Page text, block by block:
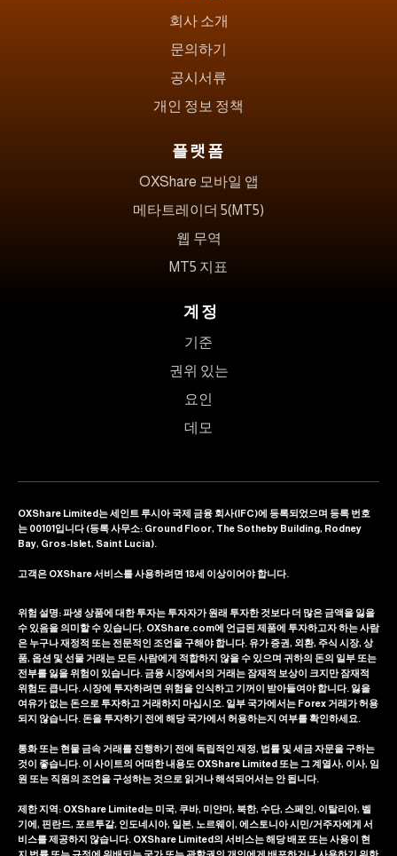
회사 소개
문의하기
공시서류
개인 정보 정책
플랫폼
OXShare 모바일 앱
메타트레이더 5(MT5)
웹 무역
MT5 지표
계정
기준
권위 있는
요인
데모
OXShare Limited는 세인트 루시아 국제 금융 회사(IFC)에 등록되었으며 등록 번호
는 00101입니다 (등록 사무소: Ground Floor, The Sotheby Building, Rodney
Bay, Gros-Islet, Saint Lucia).
고객은 OXShare 서비스를 사용하려면 18세 이상이어야 합니다.
위험 설명: 파생 상품에 대한 투자는 투자자가 원래 투자한 것보다 더 많은 금액을 잃을
수 있음을 의미할 수 있습니다. OXShare.com에 언급된 제품에 투자하고자 하는 사람
은 누구나 재정적 또는 전문적인 조언을 구해야 합니다. 유가 증권, 외환, 주식 시장, 상
품, 옵션 및 선물 거래는 모든 사람에게 적합하지 않을 수 있으며 귀하의 돈의 일부 또는
전부를 잃을 위험이 있습니다. 금융 시장에서의 거래는 잠재적 보상이 크지만 잠재적
위험도 큽니다. 시장에 투자하려면 위험을 인식하고 기꺼이 받아들여야 합니다. 잃을
여유가 없는 돈으로 투자하고 거래하지 마십시오. 일부 국가에서는 Forex 거래가 허용
되지 않습니다. 돈을 투자하기 전에 해당 국가에서 허용하는지 여부를 확인하세요.
통화 또는 현물 금속 거래를 진행하기 전에 독립적인 재정, 법률 및 세금 자문을 구하는
것이 좋습니다. 이 사이트의 어떠한 내용도 OXShare Limited 또는 그 계열사, 이사, 임
원 또는 직원의 조언을 구성하는 것으로 읽거나 해석되어서는 안 됩니다.
제한 지역: OXShare Limited는 미국, 쿠바, 미얀마, 북한, 수단, 스페인, 이탈리아, 벨
기에, 핀란드, 포르투갈, 인도네시아, 일본, 노르웨이, 에스토니아 시민/거주자에게 서
비스를 제공하지 않습니다. OXShare Limited의 서비스는 해당 배포 또는 사용이 현